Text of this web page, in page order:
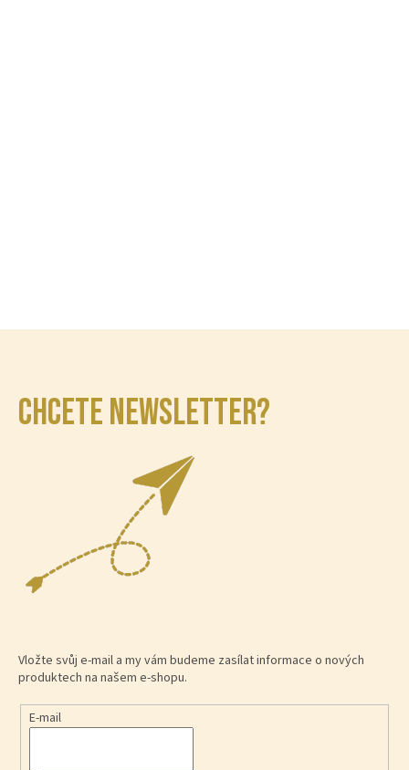
CHCETE NEWSLETTER?
Vložte svůj e-mail a my vám budeme zasílat informace o nových
produktech na našem e-shopu.
E-mail